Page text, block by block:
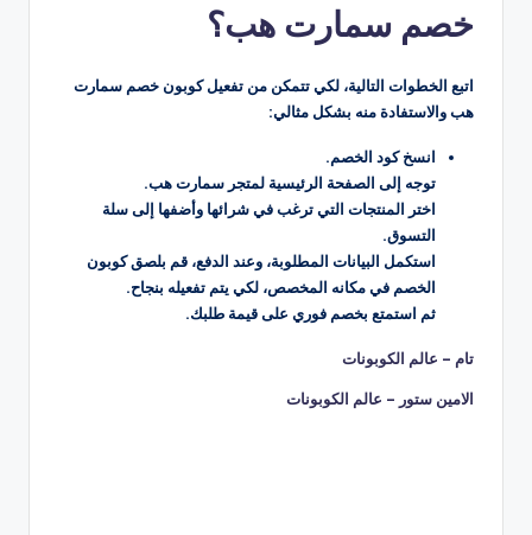
خصم سمارت هب؟
اتبع الخطوات التالية، لكي تتمكن من تفعيل كوبون خصم سمارت
هب والاستفادة منه بشكل مثالي:
انسخ كود الخصم.
توجه إلى الصفحة الرئيسية لمتجر سمارت هب.
اختر المنتجات التي ترغب في شرائها وأضفها إلى سلة
التسوق.
استكمل البيانات المطلوبة، وعند الدفع، قم بلصق كوبون
الخصم في مكانه المخصص، لكي يتم تفعيله بنجاح.
ثم استمتع بخصم فوري على قيمة طلبك.
تام – عالم الكوبونات
الامين ستور – عالم الكوبونات